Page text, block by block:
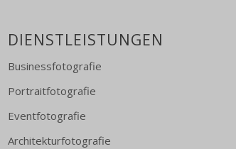
DIENSTLEISTUNGEN
Businessfotografie
Portraitfotografie
Eventfotografie
Architekturfotografie